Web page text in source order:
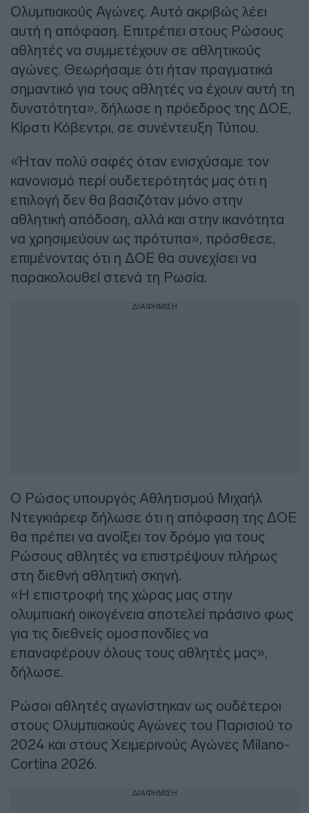
Ολυμπιακούς Αγώνες. Αυτό ακριβώς λέει
αυτή η απόφαση. Επιτρέπει στους Ρώσους
αθλητές να συμμετέχουν σε αθλητικούς
αγώνες. Θεωρήσαμε ότι ήταν πραγματικά
σημαντικό για τους αθλητές να έχουν αυτή τη
δυνατότητα», δήλωσε η πρόεδρος της ΔΟΕ,
Κίρστι Κόβεντρι, σε συνέντευξη Τύπου.
«Ήταν πολύ σαφές όταν ενισχύσαμε τον
κανονισμό περί ουδετερότητάς μας ότι η
επιλογή δεν θα βασιζόταν μόνο στην
αθλητική απόδοση, αλλά και στην ικανότητα
να χρησιμεύουν ως πρότυπα», πρόσθεσε,
επιμένοντας ότι η ΔΟΕ θα συνεχίσει να
παρακολουθεί στενά τη Ρωσία.
ΔΙΑΦΗΜΙΣΗ
Ο Ρώσος υπουργός Αθλητισμού Μιχαήλ
Ντεγκιάρεφ δήλωσε ότι η απόφαση της ΔΟΕ
θα πρέπει να ανοίξει τον δρόμο για τους
Ρώσους αθλητές να επιστρέψουν πλήρως
στη διεθνή αθλητική σκηνή.
«Η επιστροφή της χώρας μας στην
ολυμπιακή οικογένεια αποτελεί πράσινο φως
για τις διεθνείς ομοσπονδίες να
επαναφέρουν όλους τους αθλητές μας»,
δήλωσε.
Ρώσοι αθλητές αγωνίστηκαν ως ουδέτεροι
στους Ολυμπιακούς Αγώνες του Παρισιού το
2024 και στους Χειμερινούς Αγώνες Milano-
Cortina 2026.
ΔΙΑΦΗΜΙΣΗ